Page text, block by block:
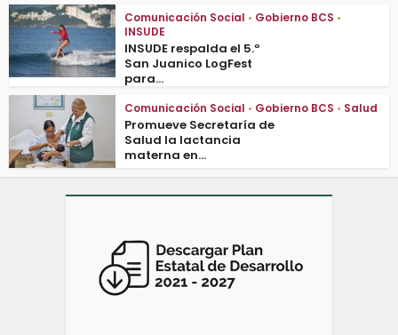
Comunicación Social • Gobierno BCS •
INSUDE
INSUDE respalda el 5.º
San Juanico LogFest
para...
Comunicación Social • Gobierno BCS • Salud
Promueve Secretaría de
Salud la lactancia
materna en...